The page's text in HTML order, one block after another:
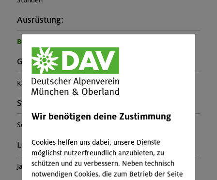
Ausrüstung:
Benötigte Ausrüstung für diese Veranstaltung
Gebirgsgruppe:
Karwendel
Stützpunkt:
Solsteinhaus
Leiter*in:
Jasmin Neunteufel, Juliane Wilbert
Wir benötigen deine Zustimmung
Cookies helfen uns dabei, unsere Dienste
möglichst nutzerfreundlich anzubieten, zu
schützen und zu verbessern. Neben technisch
notwendigen Cookies, die zum Betrieb der Seite